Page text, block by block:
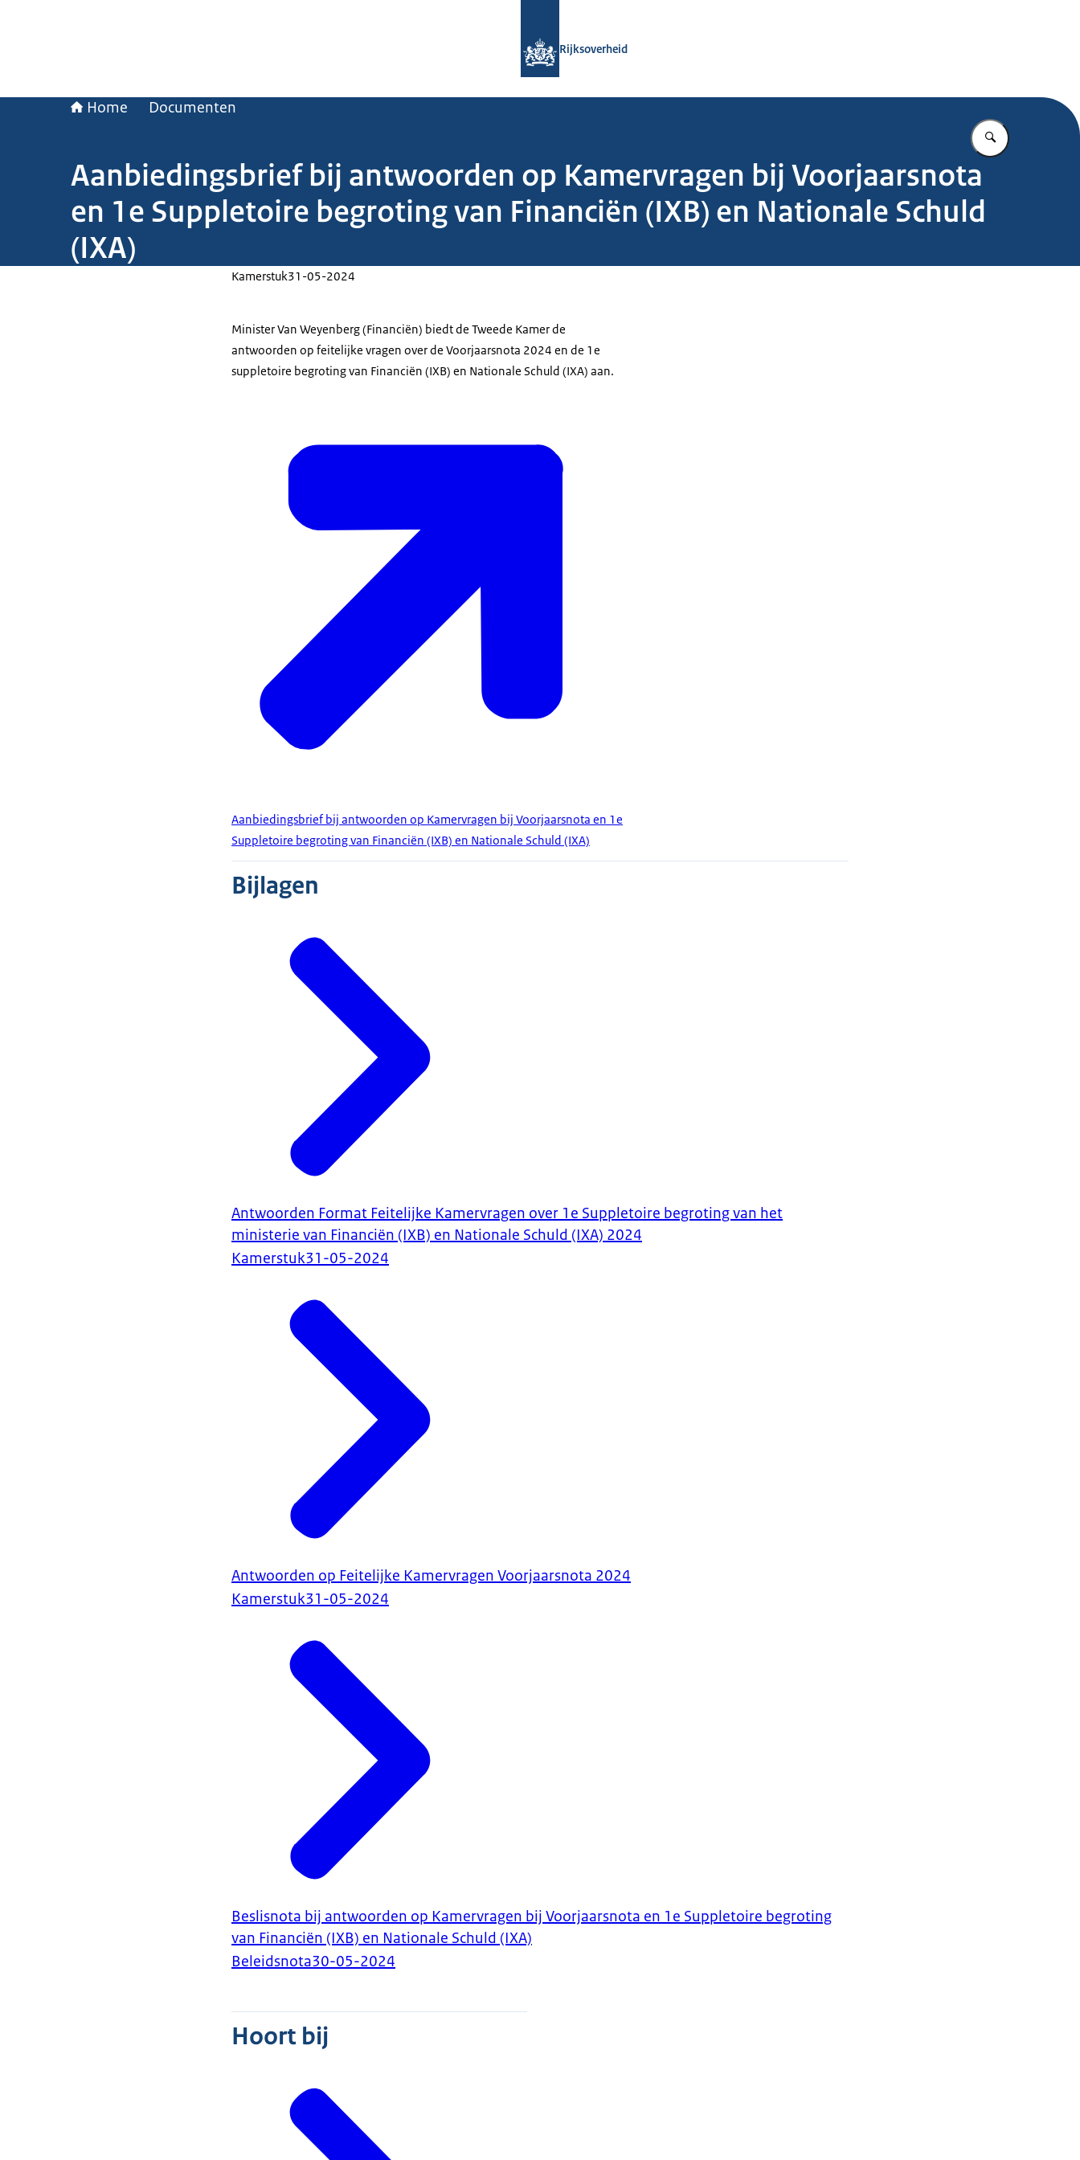
Rijksoverheid
Home Documenten
Vul in wat u
Aanbiedingsbrief bij antwoorden op Kamervragen bij Voorjaarsnota
en 1e Suppletoire begroting van Financiën (IXB) en Nationale Schuld
(IXA)
Kamerstuk31-05-2024
Minister Van Weyenberg (Financiën) biedt de Tweede Kamer de
antwoorden op feitelijke vragen over de Voorjaarsnota 2024 en de 1e
suppletoire begroting van Financiën (IXB) en Nationale Schuld (IXA) aan.
Aanbiedingsbrief bij antwoorden op Kamervragen bij Voorjaarsnota en 1e
Suppletoire begroting van Financiën (IXB) en Nationale Schuld (IXA)
Bijlagen
Antwoorden Format Feitelijke Kamervragen over 1e Suppletoire begroting van het
ministerie van Financiën (IXB) en Nationale Schuld (IXA) 2024
Kamerstuk31-05-2024
Antwoorden op Feitelijke Kamervragen Voorjaarsnota 2024
Kamerstuk31-05-2024
Beslisnota bij antwoorden op Kamervragen bij Voorjaarsnota en 1e Suppletoire begroting
van Financiën (IXB) en Nationale Schuld (IXA)
Beleidsnota30-05-2024
Hoort bij